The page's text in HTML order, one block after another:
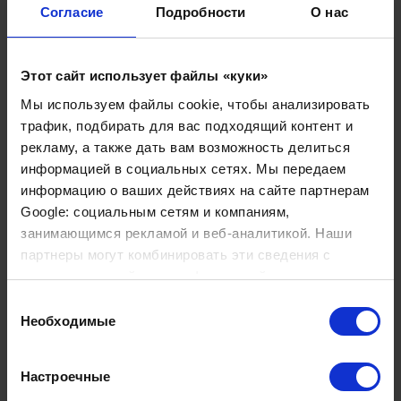
Согласие Подробности О нас
Этот сайт использует файлы «куки»
Мы используем файлы cookie, чтобы анализировать
трафик, подбирать для вас подходящий контент и
рекламу, а также дать вам возможность делиться
информацией в социальных сетях. Мы передаем
информацию о ваших действиях на сайте партнерам
Google: социальным сетям и компаниям,
занимающимся рекламой и веб-аналитикой. Наши
партнеры могут комбинировать эти сведения с
предоставленной вами информацией, а также
вами их сервисов.
согласия
Необходимые
Настроечные
щитовидной железы и сосудов.
ЭКГ и ЭхоКГ под нагрузкой: Комплексная
системы.
Гастроскопия и колоноскопия (при
диагностики заболеваний ЖКТ.
Консультации узкопрофильных
специалистов:По результатам диагностики
вас проконсультируют кардиолог, онколог,
невролог или другие необходимые врачи.
Вы получаете подробное медицинское
заключение на русском языке с результатами
по поддержанию здоровья и профилактике